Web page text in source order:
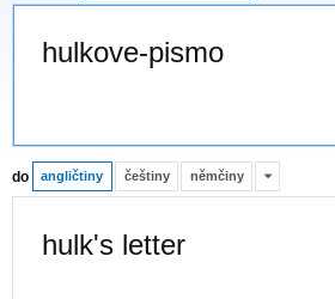
do angličtiny češtiny němčiny
hulk's letter